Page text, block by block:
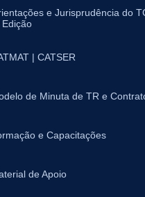
e Jurisprudência do
Edição
| CATSER
de Minuta de TR e
e Capacitações
de Apoio